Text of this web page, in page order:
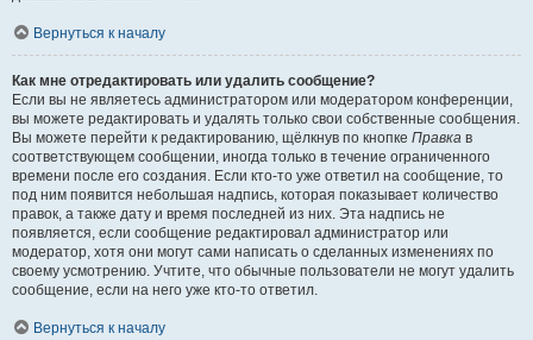
Вернуться к началу
Как мне отредактировать или удалить сообщение?
Если вы не являетесь администратором или модератором конференции,
вы можете редактировать и удалять только свои собственные сообщения.
Вы можете перейти к редактированию, щёлкнув по кнопке Правка в
соответствующем сообщении, иногда только в течение ограниченного
времени после его создания. Если кто-то уже ответил на сообщение, то
под ним появится небольшая надпись, которая показывает количество
правок, а также дату и время последней из них. Эта надпись не
появляется, если сообщение редактировал администратор или
модератор, хотя они могут сами написать о сделанных изменениях по
своему усмотрению. Учтите, что обычные пользователи не могут удалить
сообщение, если на него уже кто-то ответил.
Вернуться к началу